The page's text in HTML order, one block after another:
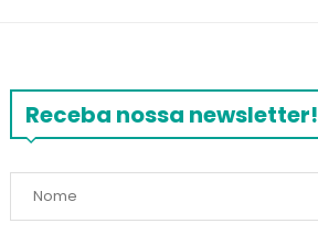
Receba nossa newsletter!